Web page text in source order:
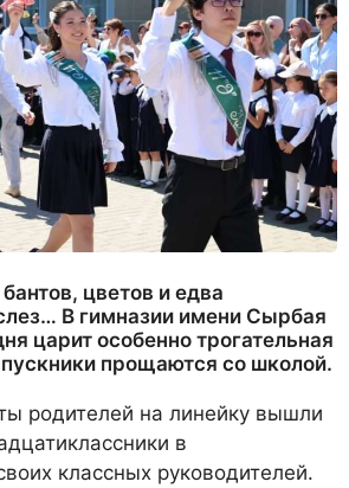
цветов и едва
В гимназии имени Сырбая
царит особенно трогательная
прощаются со школой.
родителей на линейку вышли
в
классных руководителей.